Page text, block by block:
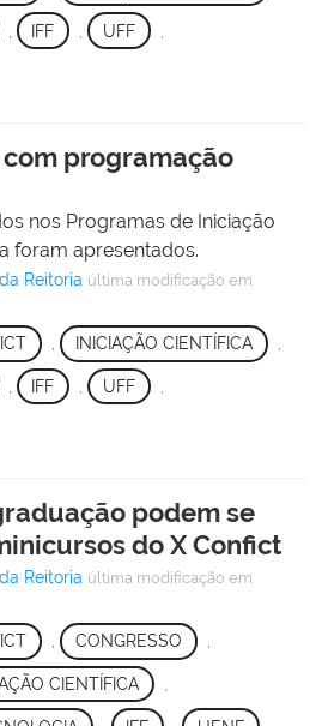
IFF , UFF
programação
nos Programas de Iniciação
foram apresentados.
Reitoria última modificação em
, INICIAÇÃO CIENTÍFICA ,
IFF , UFF
podem se
do X Confict
Reitoria última modificação em
, CONGRESSO ,
CIENTÍFICA